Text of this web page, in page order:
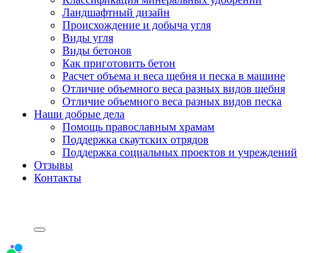
Ландшафтный дизайн
Происхождение и добыча угля
Виды угля
Виды бетонов
Как приготовить бетон
Расчет объема и веса щебня и песка в машине
Отличие объемного веса разных видов щебня
Отличие объемного веса разных видов песка
Наши добрые дела
Помощь православным храмам
Поддержка скаутских отрядов
Поддержка социальных проектов и учреждений
Отзывы
Контакты